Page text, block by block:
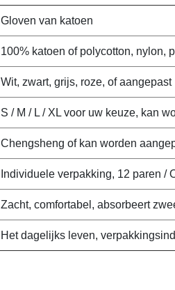
Gloven van katoen
100% katoen of polycotton, nylon,
Wit, zwart, grijs, roze, of aangepast
S / M / L / XL voor uw keuze, kan
Chengsheng of kan worden
Individuele verpakking, 12 paren /
Zacht, comfortabel, absorbeert
Het dagelijks leven,